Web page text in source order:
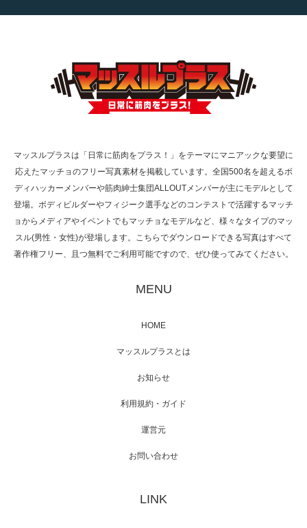
TOKYO FMラジオ番組「ONE MORNING」
で紹介さ…
た（6/8放送）
映画「メカバース」舞台挨拶へマッスルプラ
【TV】NHK BS「COOL JAPAN 」にてマッス
マッスルプラスは「日常に筋肉をプラス！」をテーマにマニアックな要望に
応えたマッチョのフリー写真素材を掲載しています。全国500名を超えるボ
ディハッカーメンバーや筋肉紳士集団ALLOUTメンバーが主にモデルとして
登場。ボディビルダーやフィジーク選手などのコンテストで活躍するマッチ
ョからメディアやイベントでもマッチョなモデルなど、様々なタイプのマッ
スル(男性・女性)が登場します。こちらでダウンロードできる写真はすべて
著作権フリー、且つ無料でご利用可能ですので、ぜひ使ってみてください。
MENU
HOME
マッスルプラスとは
お知らせ
利用規約・ガイド
運営元
お問い合わせ
LINK